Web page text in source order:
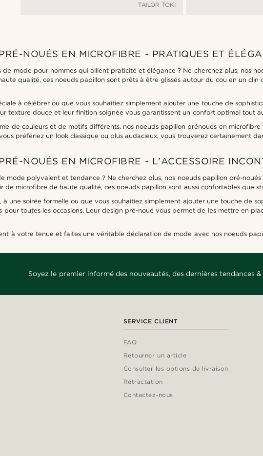
TAILOR TOKI
NOUÉS EN MICROFIBRE - PRATIQUES ET
de mode pour hommes qui allient praticité et élégance ? Ne cherchez plus, nos
qualité, ces noeuds papillon sont prêts à être glissés autour du cou en un
à célébrer ou que vous souhaitiez simplement ajouter une touche de
texture douce et leur finition soignée vous garantissent un confort optimal tout
de couleurs et de motifs différents, nos noeuds papillon prénoués en
préfériez un look classique ou plus audacieux, vous trouverez certainement
NOUÉS EN MICROFIBRE - L'ACCESSOIRE
mode polyvalent et tendance ? Ne cherchez plus, nos noeuds papillon pré-
de microfibre de haute qualité, ces noeuds papillon sont aussi confortables que
à une soirée formelle ou que vous souhaitiez simplement ajouter une touche de
pour toutes les occasions. Leur design pré-noué vous permet de les mettre en
à votre tenue et faites une véritable déclaration de mode avec nos noeuds
Soyez le premier informé des nouveautés, des dernières tendances
SERVICE CLIENT
FAQ
Retourner un article
Consulter les options de livraison
Rétractation
Contactez-nous